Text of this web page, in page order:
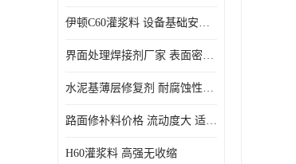
伊顿C60灌浆料 设备基础安装 梁柱改造加固二次灌浆料
界面处理焊接剂厂家 表面密实 良好的流动性
水泥基薄层修复剂 耐腐蚀性好 适用范围广
路面修补料价格 流动度大 适用范围广
H60灌浆料 高强无收缩